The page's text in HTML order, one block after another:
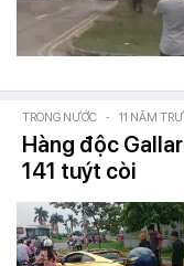
TRONG NƯỚC - 11 NĂM
Hàng độc
141 tuýt còi